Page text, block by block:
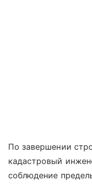
По завершении
кадастровый
соблюдение